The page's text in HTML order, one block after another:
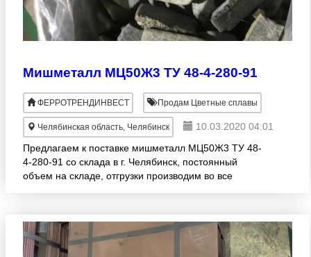
Мишметалл МЦ50Ж3 ТУ 48-4-280-91
ФЕРРОТРЕНДИНВЕСТ Продам Цветные сплавы
Челябинская область, Челябинск
10.03.2020 04:01
Предлагаем к поставке мишметалл МЦ50Ж3 ТУ 48-
4-280-91 со склада в г. Челябинск, постоянный
объем на складе, отгрузки производим во все